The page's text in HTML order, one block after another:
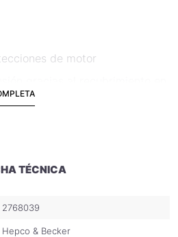
de motor
superiores
TÉCNICA
2768039
Hepco & Becker